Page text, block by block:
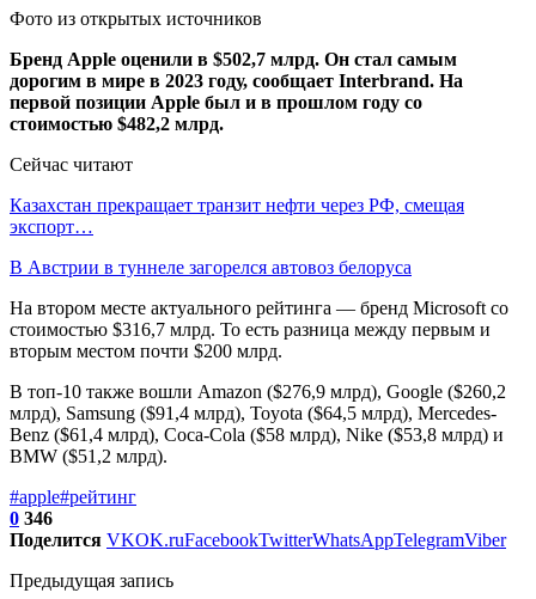
Фото из открытых источников
Бренд Apple оценили в $502,7 млрд. Он стал самым
дорогим в мире в 2023 году, сообщает Interbrand. На
первой позиции Apple был и в прошлом году со
стоимостью $482,2 млрд.
Сейчас читают
Казахстан прекращает транзит нефти через РФ, смещая
экспорт…
В Австрии в туннеле загорелся автовоз белоруса
На втором месте актуального рейтинга — бренд Microsoft со
стоимостью $316,7 млрд. То есть разница между первым и
вторым местом почти $200 млрд.
В топ-10 также вошли Amazon ($276,9 млрд), Google ($260,2
млрд), Samsung ($91,4 млрд), Toyota ($64,5 млрд), Mercedes-
Benz ($61,4 млрд), Coca-Cola ($58 млрд), Nike ($53,8 млрд) и
BMW ($51,2 млрд).
#apple#рейтинг
0 346
Поделится VKOK.ruFacebookTwitterWhatsAppTelegramViber
Предыдущая запись